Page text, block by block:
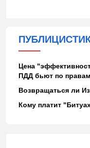
Цена
ПДД бьют по
Возвращаться ли
Кому платит